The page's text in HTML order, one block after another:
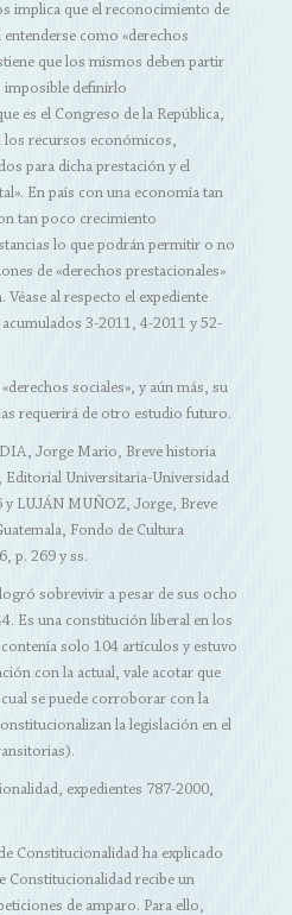
implica que el reconocimiento de
como «derechos
que los mismos deben partir
imposible definirlo
es el Congreso de la República,
los recursos económicos,
para dicha prestación y el
En país con una economía tan
tan poco crecimiento
lo que podrán permitir o no
de «derechos prestacionales»
Véase al respecto el expediente
3-2011, 4-2011 y 52-
sociales», y aún más, su
requerirá de otro estudio futuro.
Jorge Mario, Breve historia
Editorial Universitaria-Universidad
y LUJÁN MUÑOZ, Jorge, Breve
Fondo de Cultura
p. 269 y ss.
sobrevivir a pesar de sus ocho
Es una constitución liberal en los
solo 104 artículos y estuvo
con la actual, vale acotar que
se puede corroborar con la
la legislación en el
expedientes 787-2000,
Constitucionalidad ha explicado
Constitucionalidad recibe un
de amparo. Para ello,